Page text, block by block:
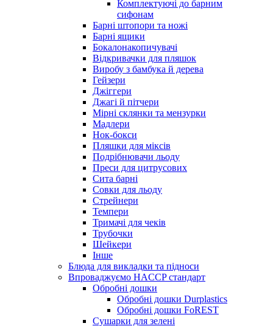
Комплектуючі до барним
сифонам
Барні штопори та ножі
Барні ящики
Бокалонакопичувачі
Відкривачки для пляшок
Виробу з бамбука й дерева
Гейзери
Джіггери
Джагі й пітчери
Мірні склянки та мензурки
Мадлери
Нок-бокси
Пляшки для міксів
Подрібнювачи льоду
Преси для цитрусових
Сита барні
Совки для льоду
Стрейнери
Темпери
Тримачі для чеків
Трубочки
Шейкери
Інше
Блюда для викладки та підноси
Впроваджуємо HACCP стандарт
Обробні дошки
Обробні дошки Durplastics
Обробні дошки FoREST
Сушарки для зелені